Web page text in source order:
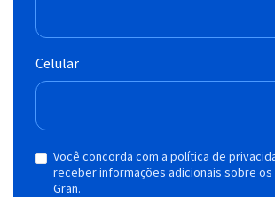
Celular
Você concorda com a política de
receber informações adicionais sobre
Gran.